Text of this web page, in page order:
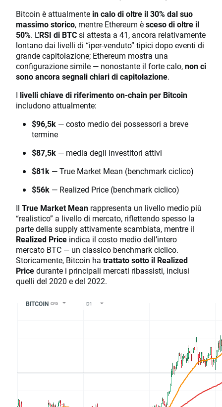
Bitcoin è attualmente in calo di oltre il 30% dal suo
massimo storico, mentre Ethereum èsceso di oltre il
50%. L’RSI di BTCsi attesta a 41, ancora relativamente
lontano dai livelli di “iper-venduto” tipici dopo eventi di
grande capitolazione; Ethereum mostra una
configurazione simile — nonostante il forte calo,non ci
sono ancora segnali chiari di capitolazione.
I livelli chiave di riferimento on-chain per Bitcoin
includono attualmente:
$96,5k — costo medio dei possessori a breve
termine
$87,5k — media degli investitori attivi
$81k — True Market Mean (benchmark ciclico)
$56k — Realized Price (benchmark ciclico)
Il True Market Mean rappresenta un livello medio più
“realistico” a livello di mercato, riflettendo spesso la
parte della supply attivamente scambiata, mentre il
Realized Price indica il costo medio dell’intero
mercato BTC — un classico benchmark ciclico.
Storicamente, Bitcoin ha trattato sotto il Realized
Pricedurante i principali mercati ribassisti, inclusi
quelli del 2020 e del 2022.